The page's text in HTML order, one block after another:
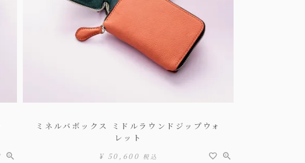
ミネルバボックス ミドルラウンドジップウォ
レット
¥ 50,600 税込